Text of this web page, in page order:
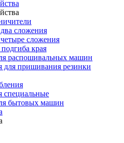
сложения
сложения
края
распошивальных машин
для пришивания резинки
специальные
бытовых машин